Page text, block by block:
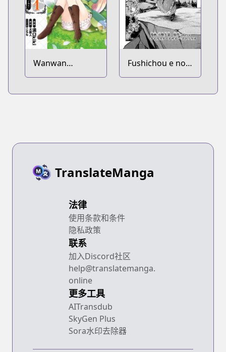
Wanwan
Monogatari:
Fushichou e no
Tensei: Dragon
TranslateManga
法律
使用条款和条件
隐私政策
联系
加入Discord社区
help@translatemanga.
online
更多工具
AITransdub
SkyGen Plus
Sora水印去除器